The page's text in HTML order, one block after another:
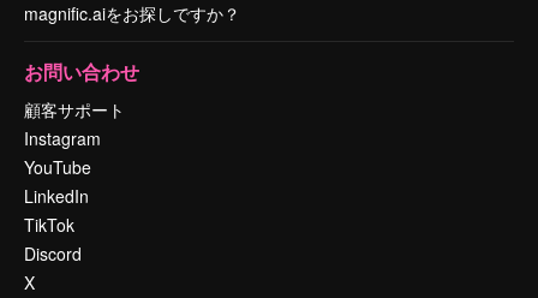
magnific.aiをお探しですか？
お問い合わせ
顧客サポート
Instagram
YouTube
LinkedIn
TikTok
Discord
X